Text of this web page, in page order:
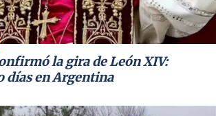
la gira de León XIV:
días en Argentina